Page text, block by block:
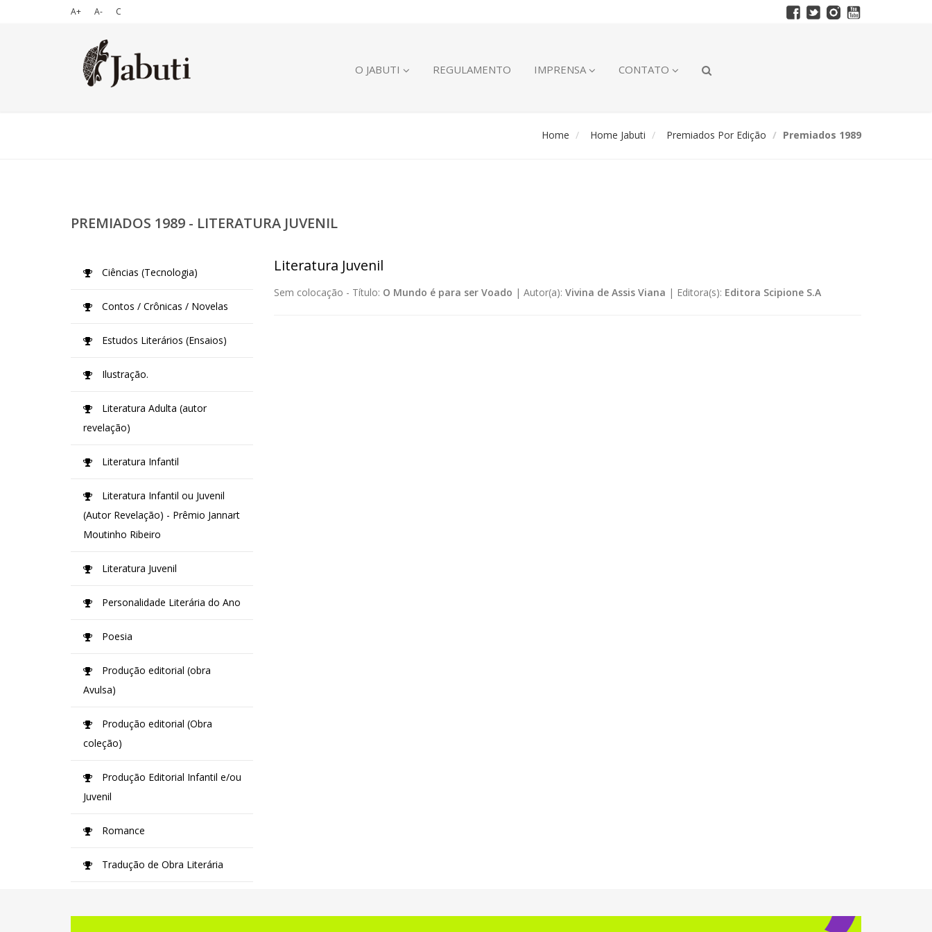
A+ A- C
O JABUTI REGULAMENTO IMPRENSA CONTATO
Home Home Jabuti Premiados Por Edição Premiados 1989
PREMIADOS 1989 - LITERATURA JUVENIL
Literatura Juvenil
Sem colocação - Título: O Mundo é para ser Voado | Autor(a): Vivina de Assis Viana | Editora(s): Editora Scipione S.A
Ciências (Tecnologia)
Contos / Crônicas / Novelas
Estudos Literários (Ensaios)
Ilustração.
Literatura Adulta (autor
revelação)
Literatura Infantil
Literatura Infantil ou Juvenil
(Autor Revelação) - Prêmio Jannart
Moutinho Ribeiro
Literatura Juvenil
Personalidade Literária do Ano
Poesia
Produção editorial (obra
Avulsa)
Produção editorial (Obra
coleção)
Produção Editorial Infantil e/ou
Juvenil
Romance
Tradução de Obra Literária